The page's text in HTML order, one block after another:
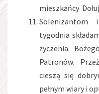
mieszkańcy
Solenizantom
tygodnia
życzenia.
Patronów.
cieszą się
pełnym wiary i